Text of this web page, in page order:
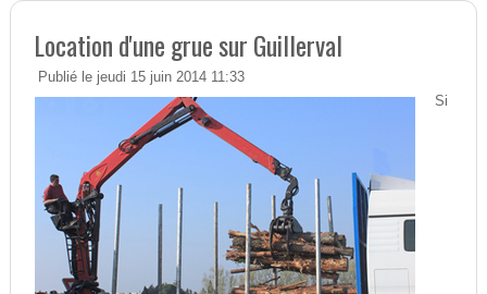
Location d'une grue sur Guillerval
Publié le jeudi 15 juin 2014 11:33
Si